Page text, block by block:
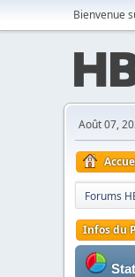
Bienvenue
Août 07,
Forums
Infos du